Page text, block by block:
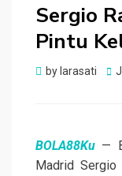
Sergio
Pintu
bylarasati
BOLA88Ku —
Madrid Sergio